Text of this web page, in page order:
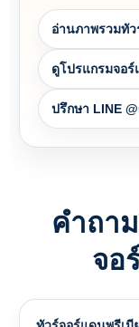
อ่านภาพรวมทั
ดูโปรแกรมจอ
ปรึกษา LINE
คำถา
จอ